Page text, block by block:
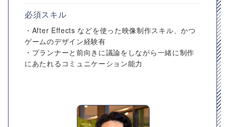
必須スキル
・After Effects などを使った映像制作スキル、かつ
ゲームのデザイン経験有
・プランナーと前向きに議論をしながら一緒に制作
にあたれるコミュニケーション能力